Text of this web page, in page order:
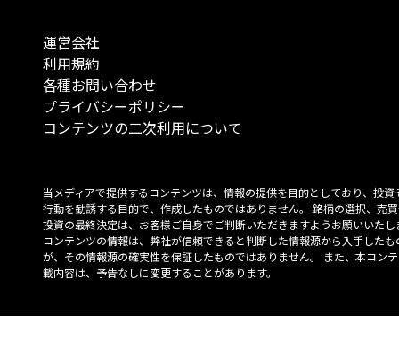
運営会社
利用規約
各種お問い合わせ
プライバシーポリシー
コンテンツの二次利用について
当メディアで提供するコンテンツは、情報の提供を目的としており、投資
行動を勧誘する目的で、作成したものではありません。 銘柄の選択、売
投資の最終決定は、お客様ご自身でご判断いただきますようお願いいたし
コンテンツの情報は、弊社が信頼できると判断した情報源から入手したも
が、その情報源の確実性を保証したものではありません。 また、本コン
載内容は、予告なしに変更することがあります。